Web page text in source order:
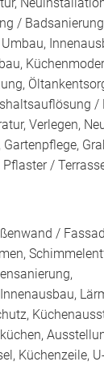
/
/
Verlegen,
/
/
Küchenzeile,